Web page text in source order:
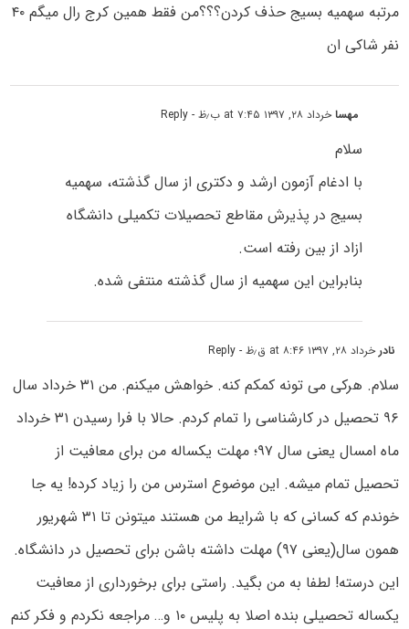
مرتبه سهمیه بسیج حذف کردن؟؟؟من فقط همین کرج رال میگم ۴۰
نفر شاکی ان
مهساخرداد ۲۸, ۱۳۹۷ at ۷:۴۵ ب٫ظ - Reply
سلام
با ادغام آزمون ارشد و دکتری از سال گذشته، سهمیه
بسیج در پذیرش مقاطع تحصیلات تکمیلی دانشگاه
ازاد از بین رفته است.
بنابراین این سهمیه از سال گذشته منتفی شده.
نادرخرداد ۲۸, ۱۳۹۷ at ۸:۴۶ ق٫ظ - Reply
سلام. هرکی می تونه کمکم کنه. خواهش میکنم. من ۳۱ خرداد سال
۹۶ تحصیل در کارشناسی را تمام کردم. حالا با فرا رسیدن ۳۱ خرداد
ماه امسال یعنی سال ۹۷؛ مهلت یکساله من برای معافیت از
تحصیل تمام میشه. این موضوع استرس من را زیاد کرده! یه جا
خوندم که کسانی که با شرایط من هستند میتونن تا ۳۱ شهریور
همون سال(یعنی ۹۷) مهلت داشته باشن برای تحصیل در دانشگاه.
این درسته! لطفا به من بگید. راستی برای برخورداری از معافیت
یکساله تحصیلی بنده اصلا به پلیس ۱۰ و… مراجعه نکردم و فکر کنم